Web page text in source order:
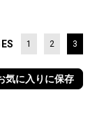
1 2 3
気に入りに保存